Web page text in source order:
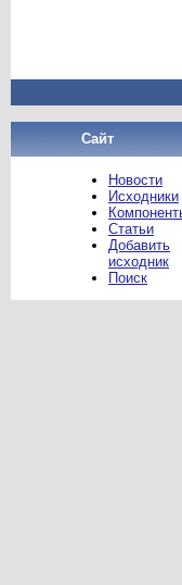
Сайт
Новости
Исходники
Статьи
Добавить
исходник
Поиск